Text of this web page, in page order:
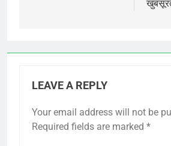
LEAVE A REPLY
Your email address will not be
Required fields are marked *